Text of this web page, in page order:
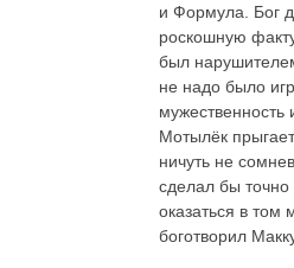
и Формула. Бог
роскошную
был
не надо было
мужественность
Мотылёк
ничуть не
сделал бы точно
оказаться в том
боготворил